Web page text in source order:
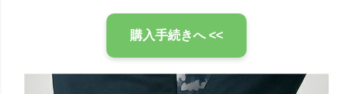
購入手続きへ <<